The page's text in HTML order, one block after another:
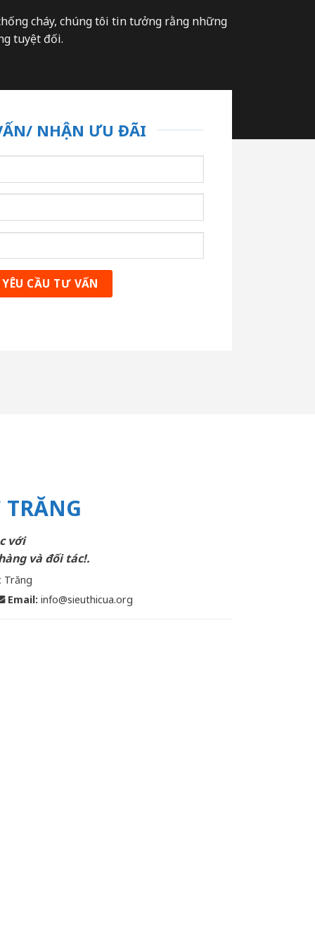
cháy, chúng tôi tin tưởng rằng những
tuyệt đối.
NHẬN ƯU ĐÃI
với
và đối tác!.
Trăng
Email: info@sieuthicua.org